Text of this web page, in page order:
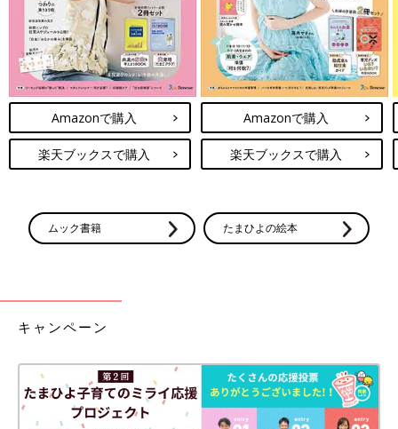
Amazonで購入
楽天ブックスで購入
Amazonで購入
楽天ブックスで購入
ムック書籍 たまひよの絵本
キャンペーン